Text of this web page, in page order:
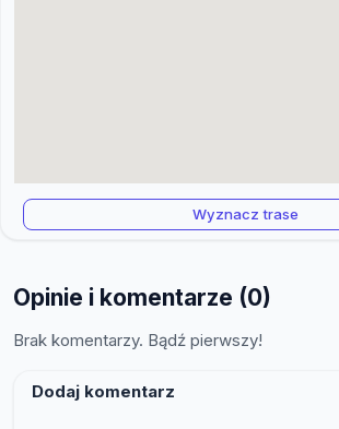
Wyznacz trase
Opinie i komentarze (0)
Brak komentarzy. Bądź pierwszy!
Dodaj komentarz